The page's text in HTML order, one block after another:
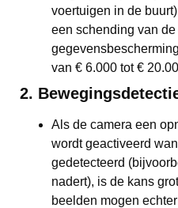
voertuigen in de
een schending van
van € 6.000 tot €
2.
Als de camera een
wordt geactiveerd
gedetecteerd
nadert), is de kans
beelden mogen